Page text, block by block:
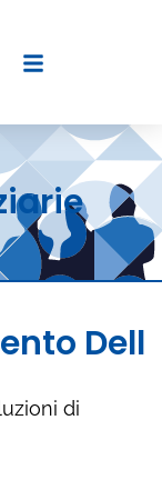
Dell
di